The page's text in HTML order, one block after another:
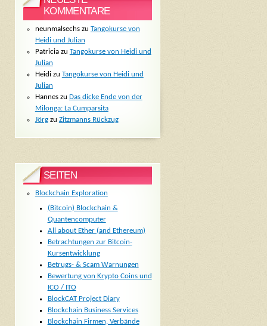
KOMMENTARE
neunmalsechszu Tangokurse von
Heidi und Julian
Patriciazu Tangokurse von Heidi und
Julian
Heidizu Tangokurse von Heidi und
Julian
Hanneszu Das dicke Ende von der
Milonga: La Cumparsita
Jörgzu Zitzmanns Rückzug
SEITEN
Blockchain Exploration
(Bitcoin) Blockchain &
Quantencomputer
All about Ether (and Ethereum)
Betrachtungen zur Bitcoin-
Kursentwicklung
Betrugs- & Scam Warnungen
Bewertung von Krypto Coins und
ICO / ITO
BlockCAT Project Diary
Blockchain Business Services
Blockchain Firmen, Verbände